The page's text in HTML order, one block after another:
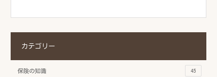
カテゴリー
保険の知識 45